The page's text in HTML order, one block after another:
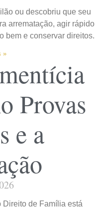
ou descobriu que seu
arrematação, agir rápido
bem e conservar direitos.
»
Provas
e a
Direito de Família está